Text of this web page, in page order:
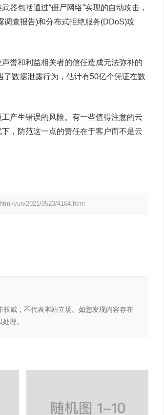
器包括通过“僵尸网络”实现的自动攻击，
调查报告)和分布式拒绝服务(DDoS)攻
誉和利益相关者的信任造成无法弥补的
数据泄露行为，估计有50亿个凭证在数
产生错误的风险。有一些值得注意的云
，防范这一点的责任在于客户而不是云
yun/2021/0523/4164.html
权威，不代表本站立场。如您发现内容存在
理。